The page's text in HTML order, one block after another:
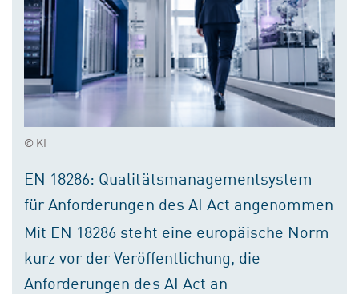
© KI
EN 18286: Qualitätsmanagementsystem
für Anforderungen des AI Act angenommen
Mit EN 18286 steht eine europäische Norm
kurz vor der Veröffentlichung, die
Anforderungen des AI Act an